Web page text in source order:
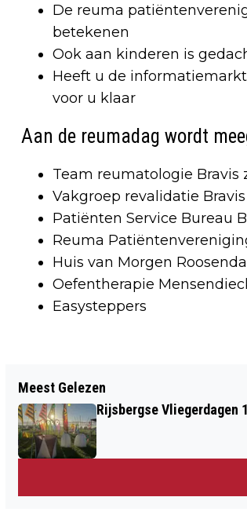
De reuma
betekenen
Ook aan kinderen is
Heeft u de
voor u klaar
Aan de reumadag wordt
Team reumatologie Bravis
Vakgroep revalidatie
Patiënten Service Bureau
Reuma
Huis van Morgen
Oefentherapie
Easysteppers
ANJA VAN DER WEEGEN
JAAR VRIJMETSELARIJ
OP ZOOM.
Meest Gelezen
Rijsbergse Vliegerdagen